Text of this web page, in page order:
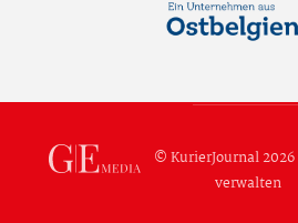
© KurierJournal
verwalten